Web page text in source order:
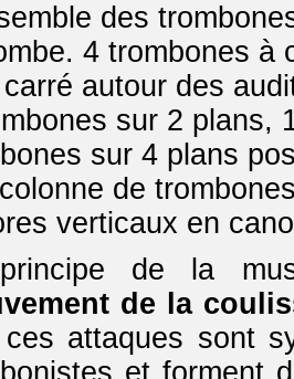
des
4 trombones
autour des
sur 2 plans,
sur 4 plans
de
verticaux en
de la
de la
attaques sont
et forment